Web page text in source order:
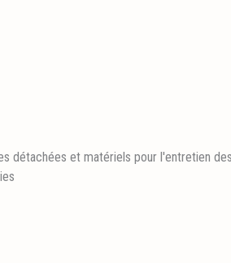
détachées et matériels pour l'entretien des